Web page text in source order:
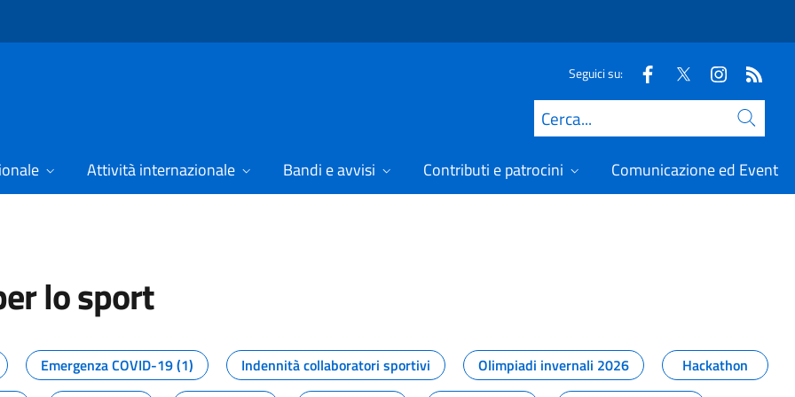
Seguici su:
Cerca
Attività internazionale Bandi e avvisi Contributi e patrocini Comunicazione ed Eventi
lo sport
dal Dipartimento per lo sport
Emergenza COVID-19 (1) Indennità collaboratori sportivi Olimpiadi invernali 2026
Hackathon